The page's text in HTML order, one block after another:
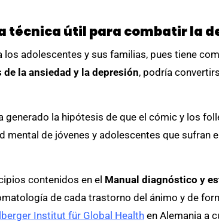
técnica útil para combatir la
los adolescentes y sus familias, pues tiene
la ansiedad y la depresión, podría
generado la hipótesis de que el cómic y los
mental de jóvenes y adolescentes que
contenidos en el Manual diagnóstico y
de cada trastorno del ánimo y de
Institut für Global Health en Alemania a